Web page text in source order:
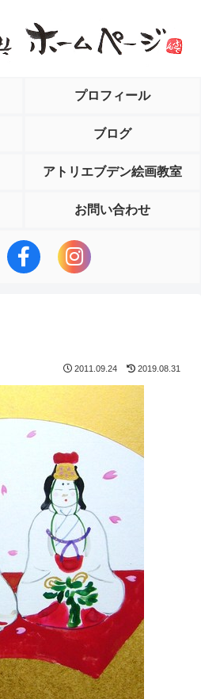
プロフィール
ブログ
アトリエブデン絵画教室
お問い合わせ
2011.09.24 2019.08.31